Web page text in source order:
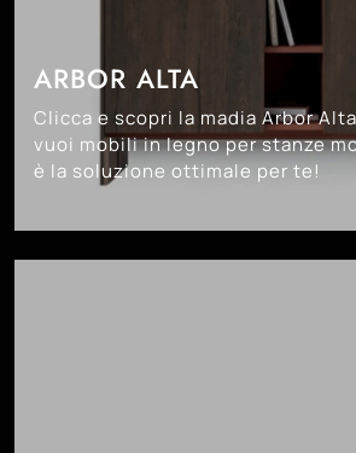
ARBOR ALTA
Clicca e scopri la madia Arbor
vuoi mobili in legno per stanze
è la soluzione ottimale per te!